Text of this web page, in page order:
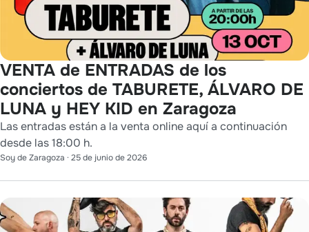
VENTA de ENTRADAS de los
conciertos de TABURETE, ÁLVARO DE
LUNA y HEY KID en Zaragoza
Las entradas están a la venta online aquí a continuación
desde las 18:00 h.
Soy de Zaragoza · 25 de junio de 2026